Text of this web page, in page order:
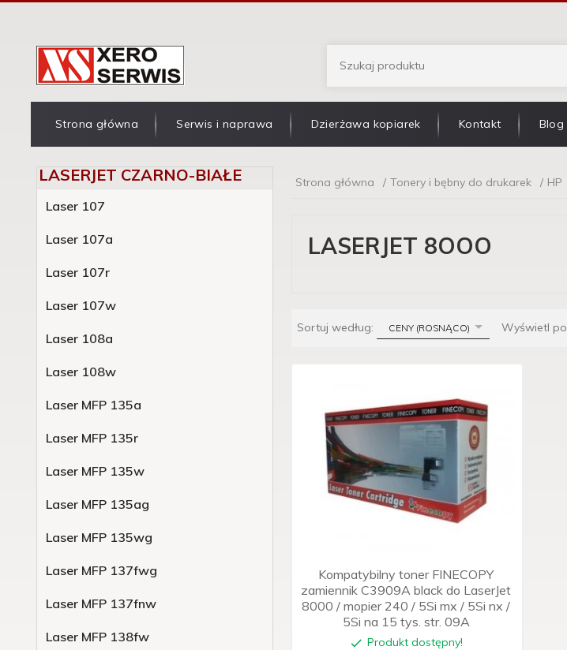
Strona główna Serwis i naprawa Dzierżawa kopiarek Kontakt Blog
LASERJET CZARNO-BIAŁE
Laser 107
Laser 107a
Laser 107r
Laser 107w
Laser 108a
Laser 108w
Laser MFP 135a
Laser MFP 135r
Laser MFP 135w
Laser MFP 135ag
Laser MFP 135wg
Laser MFP 137fwg
Laser MFP 137fnw
Laser MFP 138fw
Strona główna Tonery i bębny do drukarek HP
LASERJET 8OOO
Sortuj według: sortCENY (ROSNĄCO) Wyświetl po
Kompatybilny toner FINECOPY
zamiennik C3909A black do LaserJet
8000 / mopier 240 / 5Si mx / 5Si nx /
5Si na 15 tys. str. 09A
Produkt dostępny!